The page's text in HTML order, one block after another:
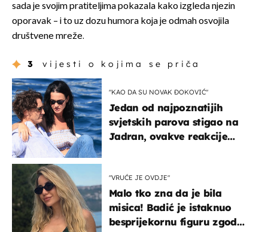
sada je svojim pratiteljima pokazala kako izgleda njezin
oporavak – i to uz dozu humora koja je odmah osvojila
društvene mreže.
3 vijesti o kojima se priča
"KAO DA SU NOVAK ĐOKOVIĆ"
Jedan od najpoznatijih
svjetskih parova stigao na
Jadran, ovakve reakcije
"VRUĆE JE OVDJE"
Malo tko zna da je bila
misica! Badić je istaknuo
besprijekornu figuru zgodne